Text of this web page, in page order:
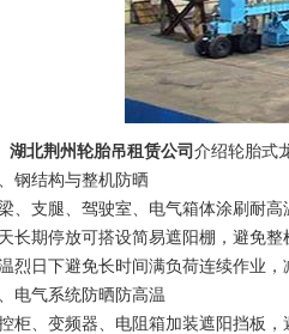
湖北荆州轮胎吊租赁公司介绍轮胎式
钢结构与整机防晒
、支腿、驾驶室、电气箱体涂刷耐
长期停放可搭设简易遮阳棚，避免
烈日下避免长时间满负荷连续作业，
电气系统防晒防高温
柜、变频器、电阻箱加装遮阳挡板